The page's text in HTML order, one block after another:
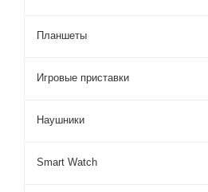
Планшеты
Игровые приставки
Наушники
Smart Watch